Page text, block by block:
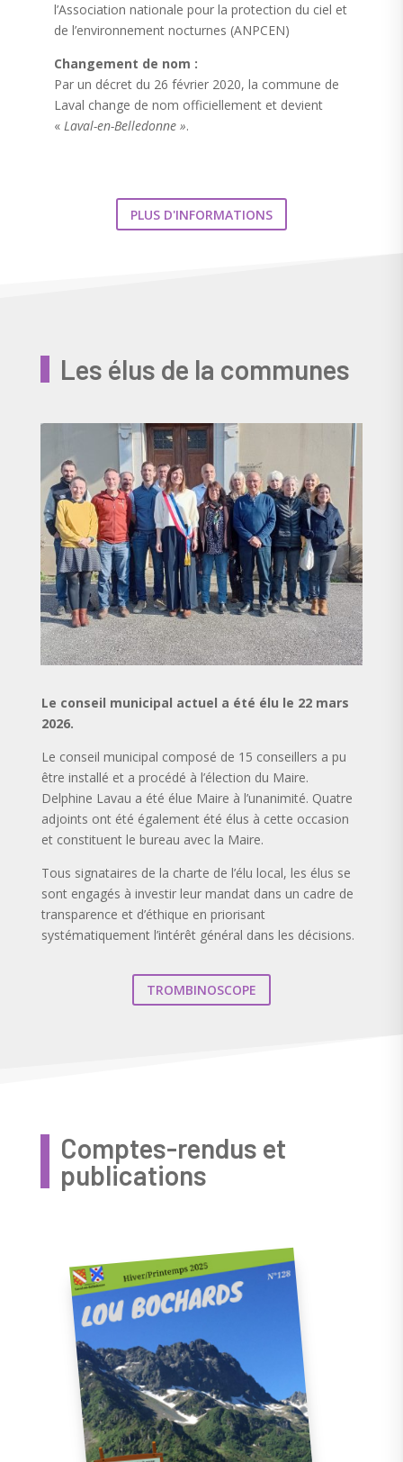
l’Association nationale pour la protection du ciel et
de l’environnement nocturnes (ANPCEN)
Changement de nom :
Par un décret du 26 février 2020, la commune de
Laval change de nom officiellement et devient
« Laval-en-Belledonne ».
PLUS D'INFORMATIONS
Les élus de la communes
Le conseil municipal actuel a été élu le 22 mars
2026.
Le conseil municipal composé de 15 conseillers a pu
être installé et a procédé à l’élection du Maire.
Delphine Lavau a été élue Maire à l’unanimité. Quatre
adjoints ont été également été élus à cette occasion
et constituent le bureau avec la Maire.
Tous signataires de la charte de l’élu local, les élus se
sont engagés à investir leur mandat dans un cadre de
transparence et d’éthique en priorisant
systématiquement l’intérêt général dans les décisions.
TROMBINOSCOPE
Comptes-rendus et
publications